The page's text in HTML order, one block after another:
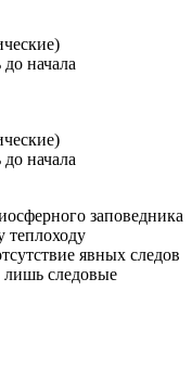
начала
начала
заповедника
теплоходу
явных следов
следовые